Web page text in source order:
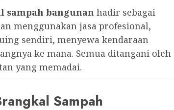
sampah bangunan hadir sebagai
menggunakan jasa profesional,
sendiri, menyewa kendaraan
ke mana. Semua ditangani oleh
yang memadai.
Sampah